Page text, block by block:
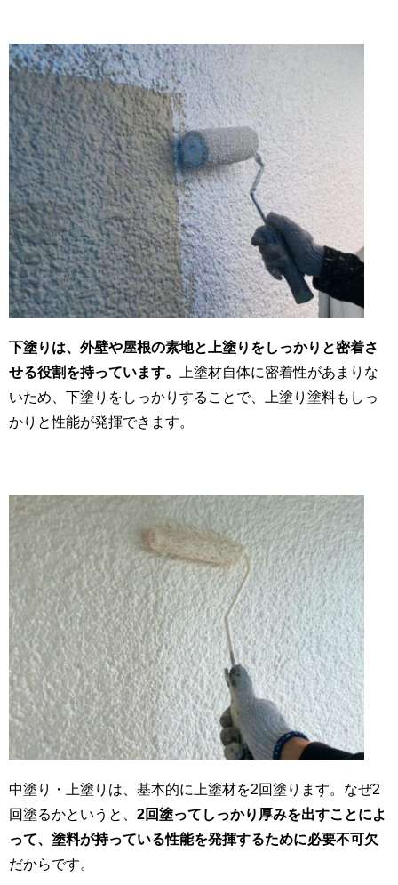
下塗りは、外壁や屋根の素地と上塗りをしっかりと密着さ
せる役割を持っています。
上塗材自体に密着性があまりな
いため、下塗りをしっかりすることで、上塗り塗料もしっ
かりと性能が発揮できます。
中塗り・上塗りは、基本的に上塗材を2回塗ります。なぜ2
回塗るかというと、 2回塗ってしっかり厚みを出すことによ
って、塗料が持っている性能を発揮するために必要不可欠
だからです。